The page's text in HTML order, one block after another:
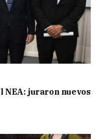
NEA: juraron nuevos